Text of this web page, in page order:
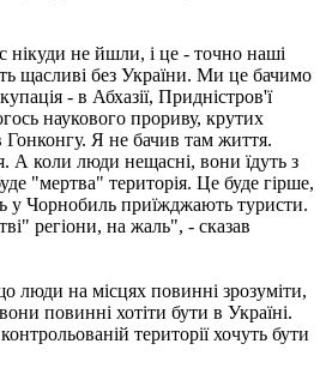
не йшли, і це - точно наші
щасливі без України. Ми це бачимо
- в Абхазії, Придністров'ї
наукового прориву, крутих
Гонконгу. Я не бачив там життя.
А коли люди нещасні, вони їдуть з
"мертва" територія. Це буде гірше,
у Чорнобиль приїжджають туристи.
регіони, на жаль", - сказав
люди на місцях повинні зрозуміти,
повинні хотіти бути в Україні.
території хочуть бути